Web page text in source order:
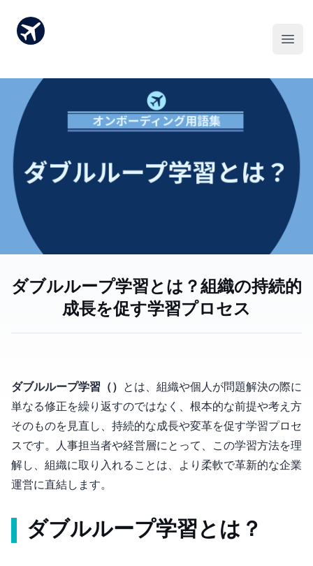
ダブルループ学習とは？組織の持続的
成長を促す学習プロセス
ダブルループ学習（Double-Loop Learning）
とは、組織や個人が問題解決の際に
単なる修正を繰り返すのではなく、根本的な前提や考え方
そのものを見直し、持続的な成長や変革を促す学習プロセ
スです。人事担当者や経営層にとって、この学習方法を理
解し、組織に取り入れることは、より柔軟で革新的な企業
運営に直結します。
ダブルループ学習とは？